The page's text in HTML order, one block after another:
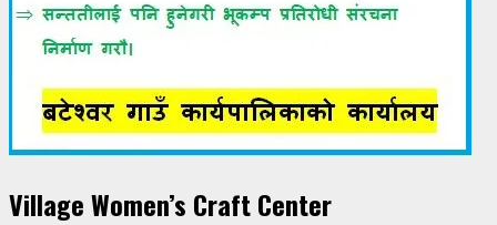
Village Women’s Craft Center